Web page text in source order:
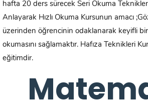
hafta 20 ders sürecek Seri Okuma
Anlayarak Hızlı Okuma Kursunun amacı
üzerinden öğrencinin odaklanarak keyifli bir
okumasını sağlamaktır. Hafıza Teknikleri
eğitimdir.